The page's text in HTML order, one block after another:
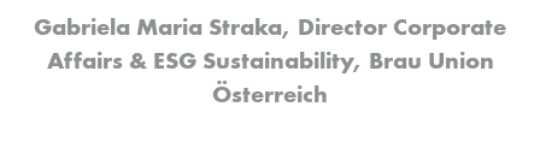
Gabriela Maria Straka, Director Corporate
Affairs & ESG Sustainability, Brau Union
Österreich